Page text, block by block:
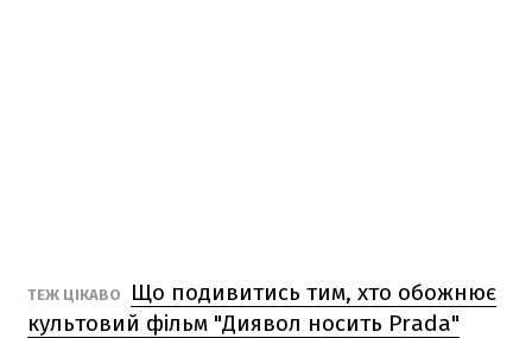
ТЕЖ ЦІКАВО
Що подивитись тим, хто обожнює
культовий фільм "Диявол носить Prada"